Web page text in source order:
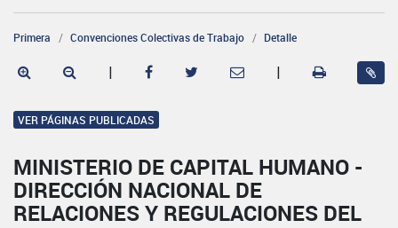
Primera Convenciones Colectivas de Trabajo Detalle
| |
VER PÁGINAS PUBLICADAS
MINISTERIO DE CAPITAL HUMANO -
DIRECCIÓN NACIONAL DE
RELACIONES Y REGULACIONES DEL